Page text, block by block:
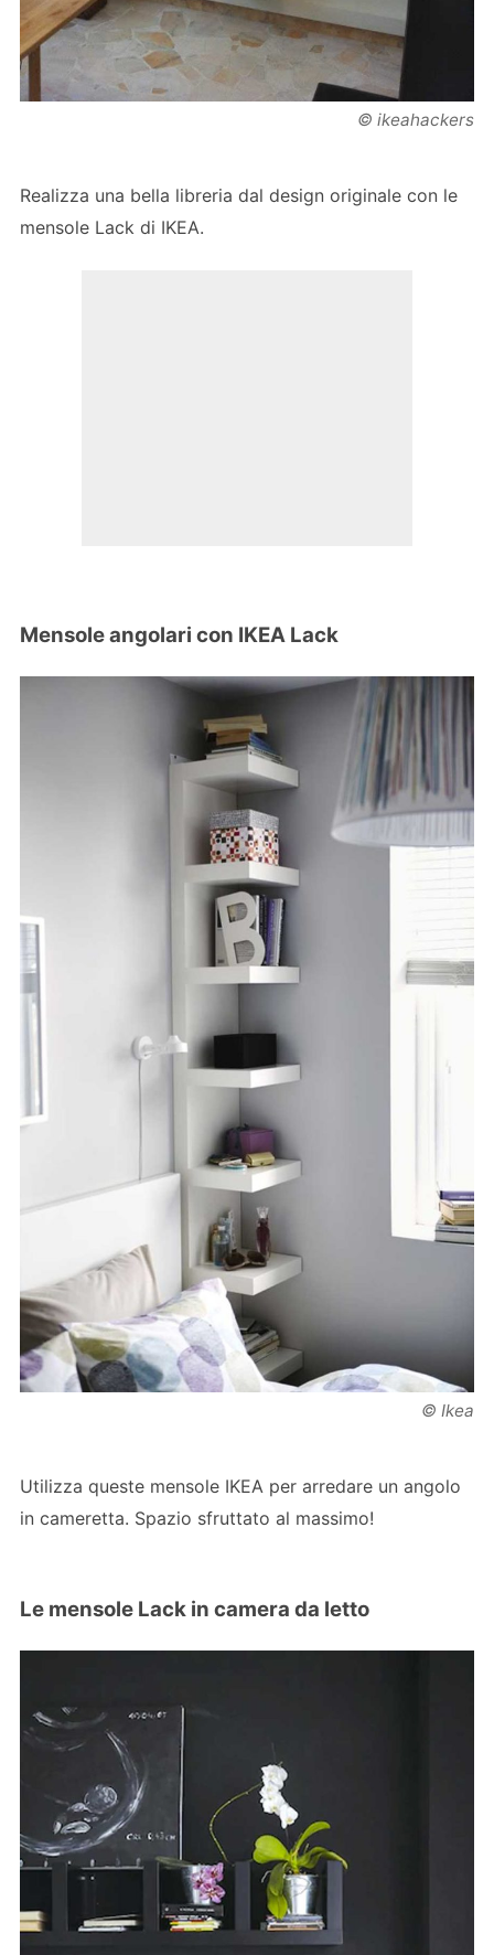
© ikeahackers
Realizza una bella libreria dal design originale con le
mensole Lack di IKEA.
Mensole angolari con IKEA Lack
© Ikea
Utilizza queste mensole IKEA per arredare un angolo
in cameretta. Spazio sfruttato al massimo!
Le mensole Lack in camera da letto